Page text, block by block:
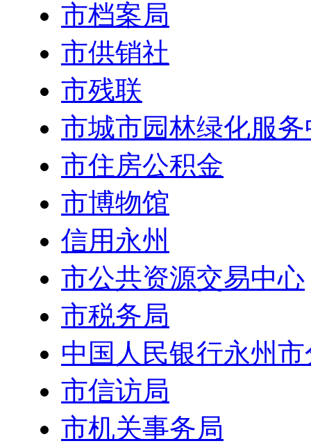
市档案局
市供销社
市残联
市城市园林绿化服
市住房公积金
市博物馆
信用永州
市公共资源交易中心
市税务局
中国人民银行永州
市信访局
市机关事务局